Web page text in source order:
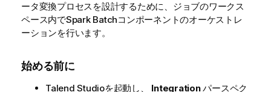
ータ変換プロセスを設計するために、ジョブのワークス
ペース内でSpark Batchコンポーネントのオーケストレ
ーションを行います。
始める前に
Talend Studioを起動し、 Integrationパースペク